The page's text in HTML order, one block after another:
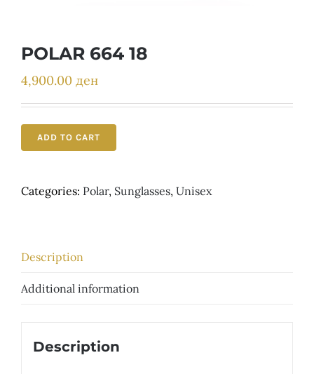
POLAR 664 18
4,900.00 ден
ADD TO CART
Categories: Polar, Sunglasses, Unisex
Description
Additional information
Description